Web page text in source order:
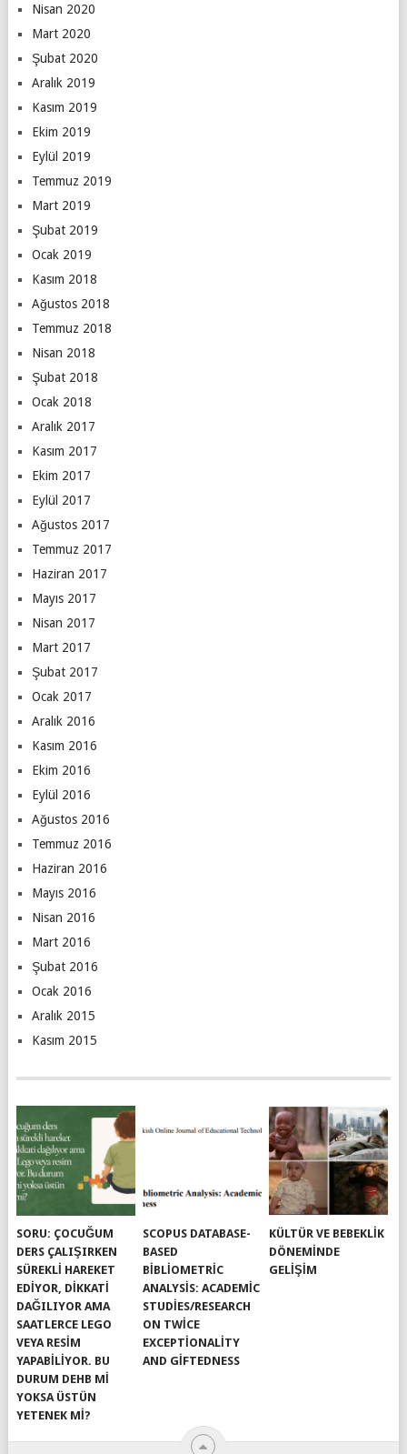
Nisan 2020
Mart 2020
Şubat 2020
Aralık 2019
Kasım 2019
Ekim 2019
Eylül 2019
Temmuz 2019
Mart 2019
Şubat 2019
Ocak 2019
Kasım 2018
Ağustos 2018
Temmuz 2018
Nisan 2018
Şubat 2018
Ocak 2018
Aralık 2017
Kasım 2017
Ekim 2017
Eylül 2017
Ağustos 2017
Temmuz 2017
Haziran 2017
Mayıs 2017
Nisan 2017
Mart 2017
Şubat 2017
Ocak 2017
Aralık 2016
Kasım 2016
Ekim 2016
Eylül 2016
Ağustos 2016
Temmuz 2016
Haziran 2016
Mayıs 2016
Nisan 2016
Mart 2016
Şubat 2016
Ocak 2016
Aralık 2015
Kasım 2015
SORU: ÇOCUĞUM
DERS ÇALIŞIRKEN
SÜREKLI HAREKET
EDIYOR, DIKKATI
DAĞILIYOR AMA
SAATLERCE LEGO
VEYA RESIM
YAPABILIYOR. BU
DURUM DEHB MI
YOKSA ÜSTÜN
YETENEK MI?
SCOPUS DATABASE-
BASED
BIBLIOMETRIC
ANALYSIS: ACADEMIC
STUDIES/RESEARCH
ON TWICE
EXCEPTIONALITY
AND GIFTEDNESS
KÜLTÜR VE BEBEKLIK
DÖNEMINDE
GELIŞIM